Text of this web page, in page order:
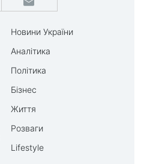
Новини України
Аналітика
Політика
Бізнес
Життя
Розваги
Lifestyle